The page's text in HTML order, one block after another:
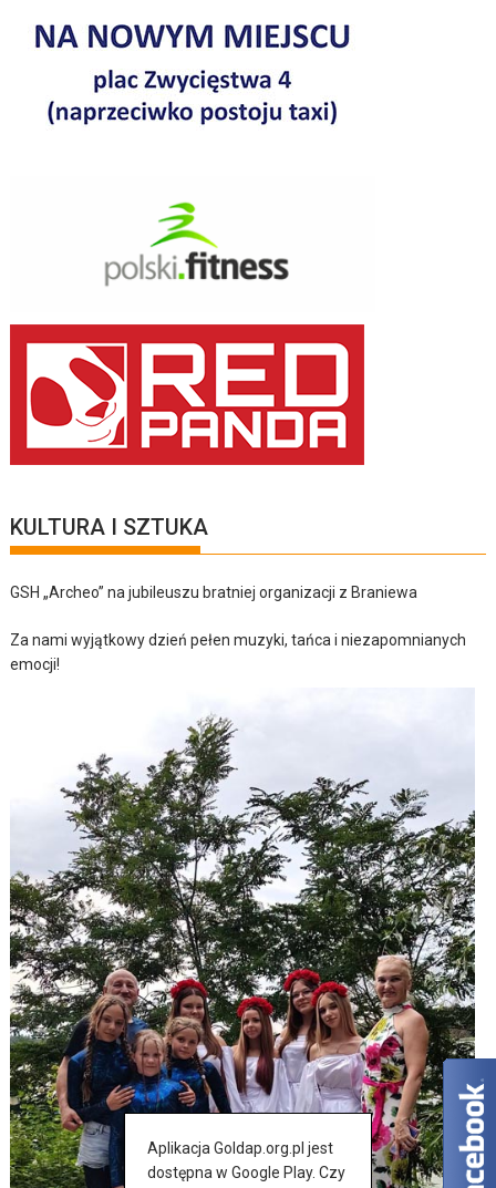
KULTURA I SZTUKA
GSH „Archeo” na jubileuszu bratniej organizacji z Braniewa
Za nami wyjątkowy dzień pełen muzyki, tańca i niezapomnianych
emocji!
Aplikacja Goldap.org.pl jest
dostępna w Google Play. Czy